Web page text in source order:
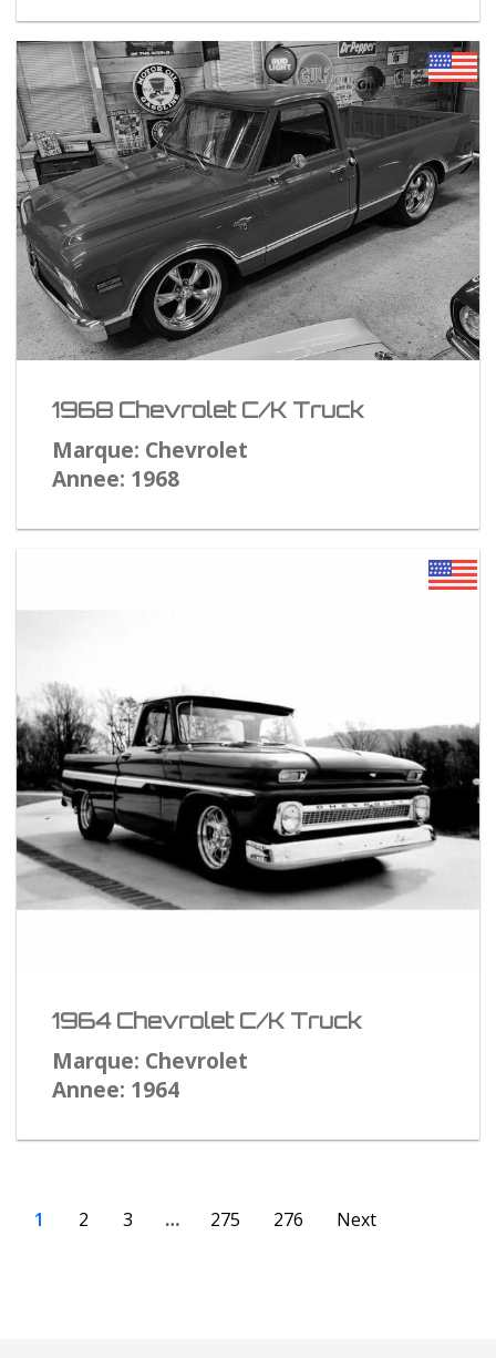
1968 Chevrolet C/K Truck
Marque: Chevrolet
Annee: 1968
1964 Chevrolet C/K Truck
Marque: Chevrolet
Annee: 1964
1 2 3 … 275 276 Next